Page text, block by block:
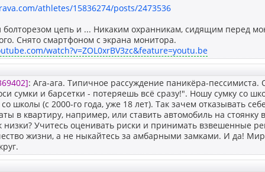
athletes/15836274/posts/2473536
болторезом цепь и ... Никаким охранникам, сидящим перед
Снято смартфоном с экрана монитора.
watch?v=ZOL0xrBV3zc&feature=youtu.be
: Ага-ага. Типичное рассуждение паникёра-
сумки и барсетки - потеряешь всё сразу!". Ношу сумку со
школы (с 2000-го года, уже 18 лет). Так зачем отказывать
в квартиру, например, или ставить автомобиль на стоянку
низки? Учитесь оценивать риски и принимать взвешенные
жизни, а не ныкайтесь за амбарными замками. И да! Мир